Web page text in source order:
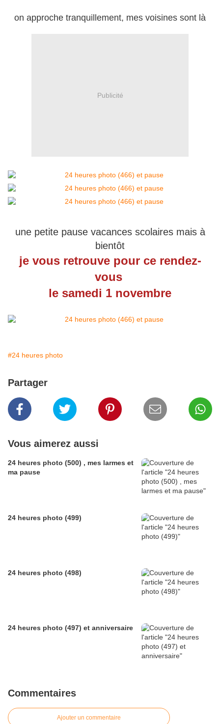
on approche tranquillement, mes voisines sont là
Publicité
une petite pause vacances scolaires mais à
bientôt
je vous retrouve pour ce rendez-
vous
le samedi 1 novembre
#24 heures photo
Partager
Vous aimerez aussi
24 heures photo (500) , mes larmes et
ma pause
24 heures photo (499)
24 heures photo (498)
24 heures photo (497) et anniversaire
Commentaires
Ajouter un commentaire